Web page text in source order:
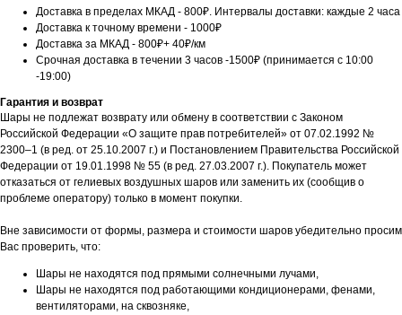
Доставка в пределах МКАД - 800₽. Интервалы доставки: каждые 2 часа
Доставка к точному времени - 1000₽
Доставка за МКАД - 800₽+ 40₽/км
Срочная доставка в течении 3 часов -1500₽ (принимается с 10:00
-19:00)
Гарантия и возврат
Шары не подлежат возврату или обмену в соответствии с Законом
Российской Федерации «О защите прав потребителей» от 07.02.1992 №
2300–1 (в ред. от 25.10.2007 г.) и Постановлением Правительства Российской
Федерации от 19.01.1998 № 55 (в ред. 27.03.2007 г.). Покупатель может
отказаться от гелиевых воздушных шаров или заменить их (сообщив о
проблеме оператору) только в момент покупки.
Вне зависимости от формы, размера и стоимости шаров убедительно просим
Вас проверить, что:
Шары не находятся под прямыми солнечными лучами,
Шары не находятся под работающими кондиционерами, фенами,
вентиляторами, на сквозняке,